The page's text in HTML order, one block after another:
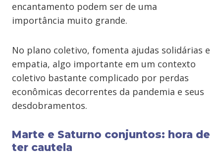
encantamento podem ser de uma
importância muito grande.
No plano coletivo, fomenta ajudas solidárias e
empatia, algo importante em um contexto
coletivo bastante complicado por perdas
econômicas decorrentes da pandemia e seus
desdobramentos.
Marte e Saturno conjuntos: hora de
ter cautela